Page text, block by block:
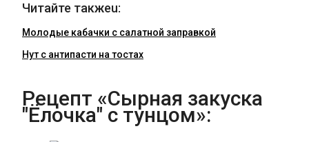
Читайте такжеu:
Молодые кабачки с салатной заправкой
Нут с антипасти на тостах
Рецепт «Сырная закуска
"Ёлочка" с тунцом»: